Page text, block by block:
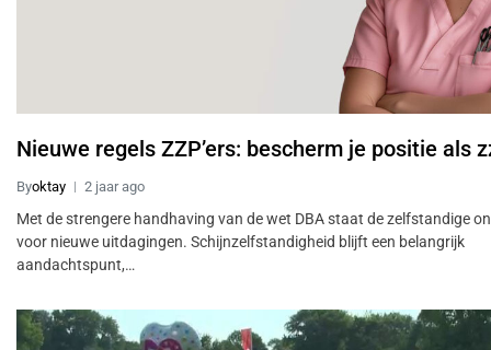
Nieuwe regels ZZP’ers: bescherm je positie als
Byoktay 2 jaar ago
Met de strengere handhaving van de wet DBA staat de zelfstandige
voor nieuwe uitdagingen. Schijnzelfstandigheid blijft een belangrijk
aandachtspunt,…